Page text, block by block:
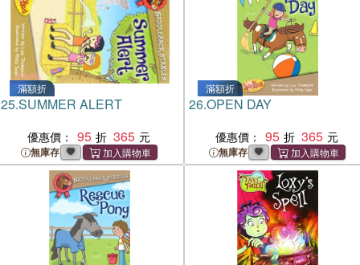
滿額折
25.SUMMER ALERT
優惠價： 95 365
無庫存
滿額折
26.OPEN DAY
優惠價： 95 365
無庫存